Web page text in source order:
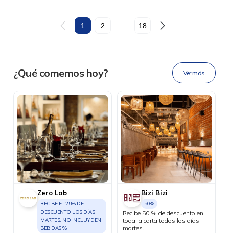
1 2 18
Ahora tus blu benefits
en una
sola app.
DESCÁRGALA
¿Qué comemos hoy? Ver más
Zero Lab
RECIBE EL 25% DE
DESCUENTO LOS DÍAS
MARTES. NO INCLUYE EN
BEBIDAS.%
Bizi Bizi
50%
Recibe 50 % de descuento en
toda la carta todos los días
martes.